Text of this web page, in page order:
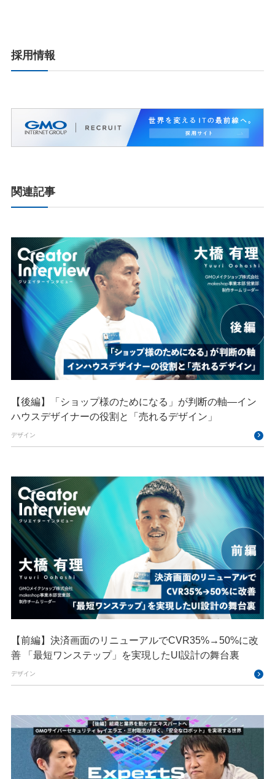
採用情報
関連記事
【後編】「ショップ様のためになる」が判断の軸―イン
ハウスデザイナーの役割と「売れるデザイン」
デザイン
【前編】決済画面のリニューアルでCVR35%→50%に改
善 「最短ワンステップ」を実現したUI設計の舞台裏
デザイン